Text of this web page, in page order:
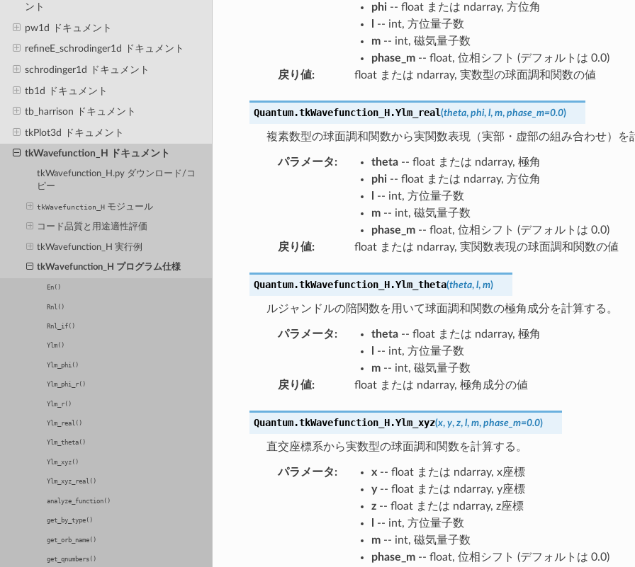
ント
pw1d ドキュメント
refineE_schrodinger1d ドキュメント
schrodinger1d ドキュメント
tb1d ドキュメント
tb_harrison ドキュメント
tkPlot3d ドキュメント
tkWavefunction_H ドキュメント
tkWavefunction_H.py ダウンロード/コ
ピー
tkWavefunction_H モジュール
コード品質と用途適性評価
tkWavefunction_H 実行例
tkWavefunction_H プログラム仕様
En()
Rnl()
Rnl_if()
Ylm()
Ylm_phi()
Ylm_phi_r()
Ylm_r()
Ylm_real()
Ylm_theta()
Ylm_xyz()
Ylm_xyz_real()
analyze_function()
get_by_type()
get_orb_name()
get_qnumbers()
phi-- float または ndarray, 方位角
-- int, 方位量子数
m-- int, 磁気量子数
phase_m-- float, 位相シフト (デフォルトは 0.0)
戻り値: float または ndarray, 実数型の球面調和関数の値
Quantum.tkWavefunction_H.Ylm_real(theta, phi, l, m, phase_m=0.0)
複素数型の球面調和関数から実関数表現（実部・虚部の組み合わせ）を
パラメータ: theta-- float または ndarray, 極角
phi-- float または ndarray, 方位角
-- int, 方位量子数
m-- int, 磁気量子数
phase_m-- float, 位相シフト (デフォルトは 0.0)
戻り値: float または ndarray, 実関数表現の球面調和関数の値
Quantum.tkWavefunction_H.Ylm_theta(theta, l, m)
ルジャンドルの陪関数を用いて球面調和関数の極角成分を計算する。
パラメータ: theta-- float または ndarray, 極角
-- int, 方位量子数
m-- int, 磁気量子数
戻り値: float または ndarray, 極角成分の値
Quantum.tkWavefunction_H.Ylm_xyz(x, y, z, l, m, phase_m=0.0)
直交座標系から実数型の球面調和関数を計算する。
パラメータ: x-- float または ndarray, x座標
y-- float または ndarray, y座標
z-- float または ndarray, z座標
-- int, 方位量子数
m-- int, 磁気量子数
phase_m-- float, 位相シフト (デフォルトは 0.0)